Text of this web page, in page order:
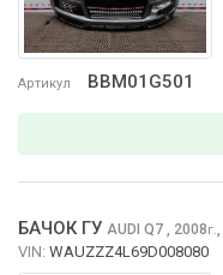
Артикул BBM01G501
БАЧОК ГУ AUDI Q7 , 2008г.,
VIN: WAUZZZ4L69D008080